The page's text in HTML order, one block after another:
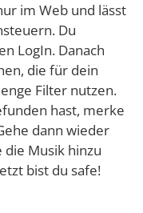
im Web und lässt
Du
Log­In. Danach
die für dein
Fil­ter nut­zen.
hast, mer­ke
dann wie­der
die Musik hin­zu
bist du safe!